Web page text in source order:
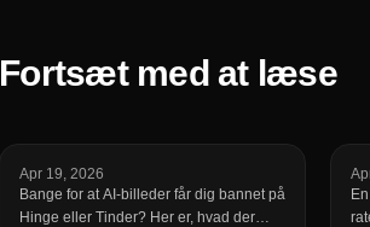
Fortsæt med at læse
Apr 19, 2026
Bange for at AI-billeder får dig bannet på
Hinge eller Tinder? Her er, hvad der